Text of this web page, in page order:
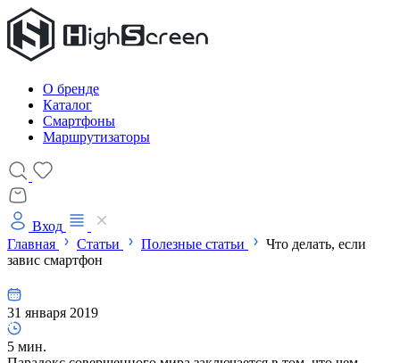
О бренде
Каталог
Смартфоны
Маршрутизаторы
Вход
Главная
Статьи Полезные статьи
Что делать, если
завис смартфон
31 января 2019
5 мин.